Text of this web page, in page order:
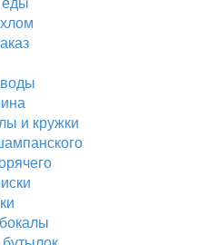
и кружки